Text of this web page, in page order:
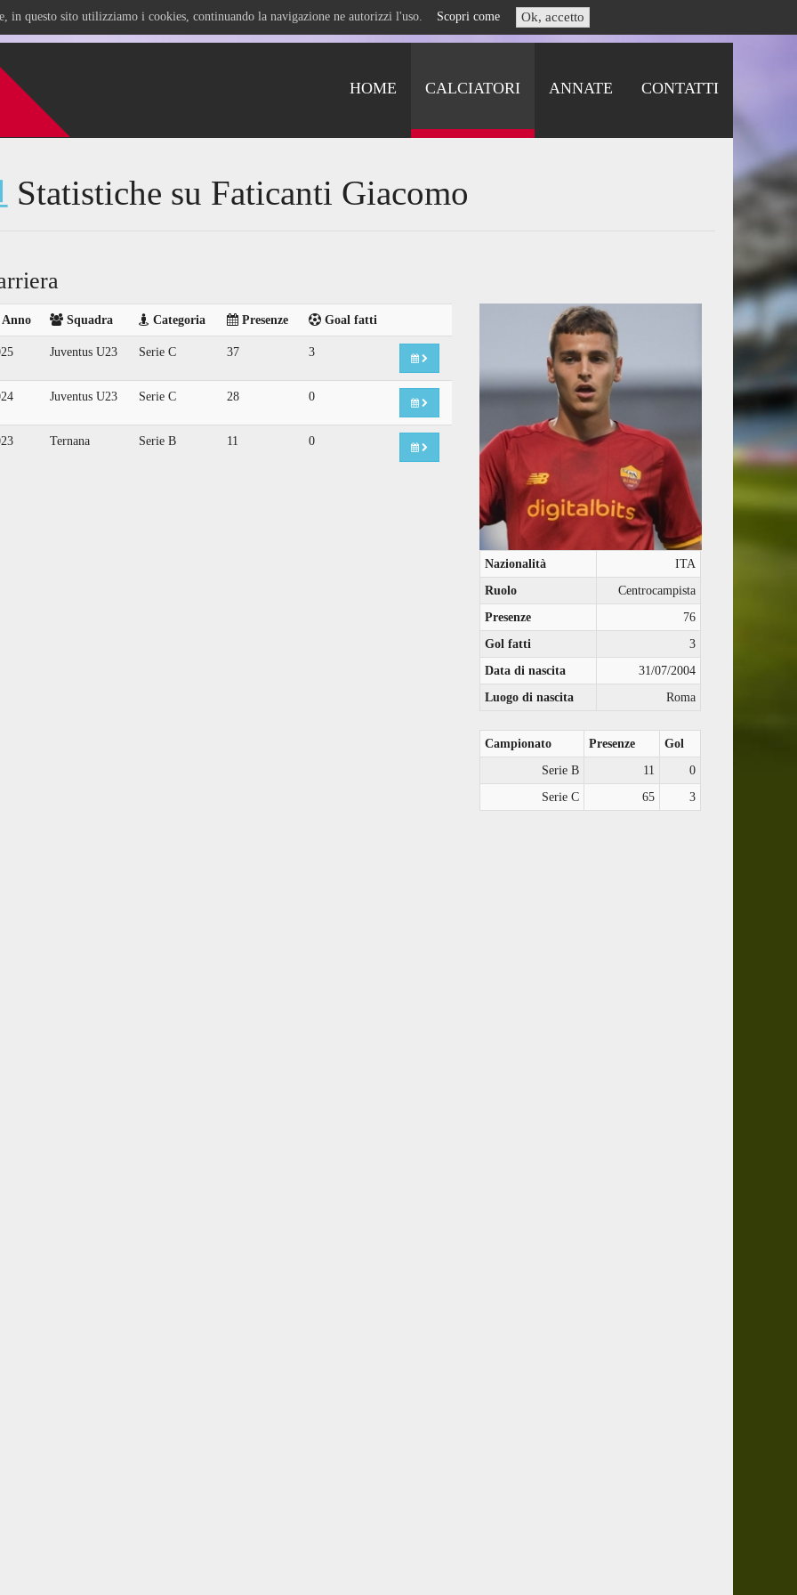
questo sito utilizziamo i cookies, continuando la navigazione ne autorizzi l'uso. Scopri come Ok, accetto
HOME CALCIATORI ANNATE CONTATTI
Statistiche su Faticanti Giacomo
Anno Squadra Categoria Presenze Goal fatti
Juventus U23 Serie C 37 3
Juventus U23 Serie C 28 0
Ternana Serie B 11 0
Nazionalità
ITA
Ruolo
Centrocampista
Presenze
76
Gol fatti
3
Data di nascita
31/07/2004
Luogo di nascita
Roma
Campionato Presenze
Gol
Serie B
11
0
Serie C
65 3